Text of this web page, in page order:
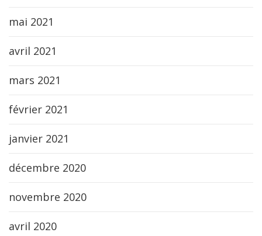
mai 2021
avril 2021
mars 2021
février 2021
janvier 2021
décembre 2020
novembre 2020
avril 2020